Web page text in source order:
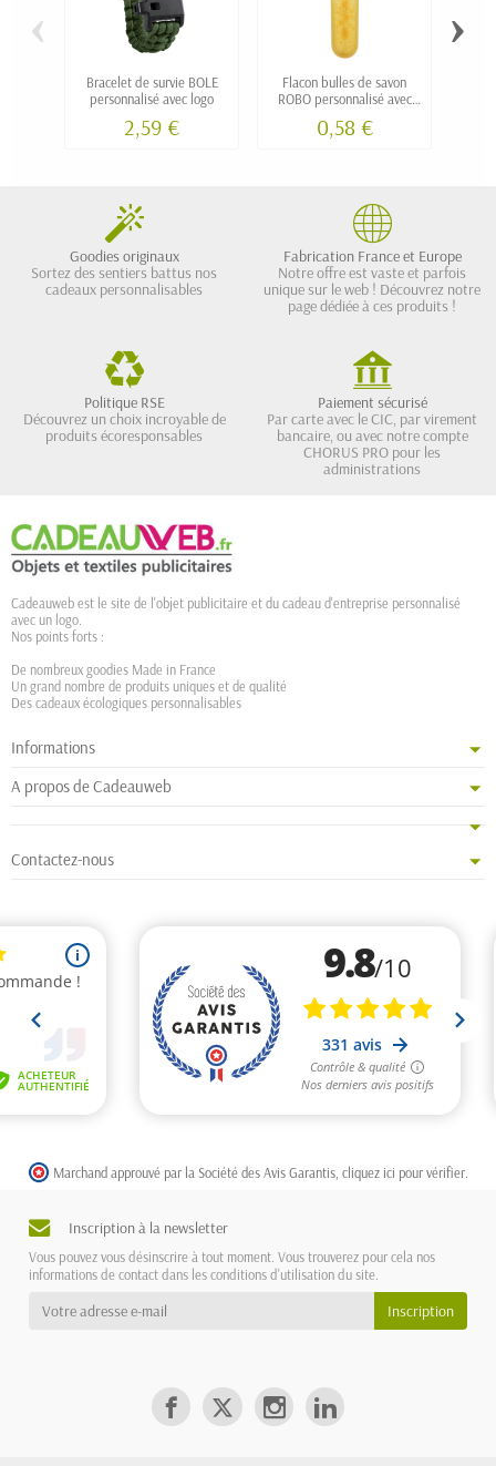
Bracelet de survie BOLE
personnalisé avec logo
2,59 €
Flacon bulles de savon
ROBO personnalisé avec
0,58 €
‹ ›
Goodies originaux
Sortez des sentiers battus nos
cadeaux personnalisables
Fabrication France et Europe
Notre offre est vaste et parfois
unique sur le web ! Découvrez notre
page dédiée à ces produits !
Politique RSE
Découvrez un choix incroyable de
produits écoresponsables
Paiement sécurisé
Par carte avec le CIC, par virement
bancaire, ou avec notre compte
CHORUS PRO pour les
administrations
Cadeauweb est le site de l'objet publicitaire et du cadeau d'entreprise personnalisé
avec un logo.
Nos points forts :
De nombreux goodies Made in France
Un grand nombre de produits uniques et de qualité
Des cadeaux écologiques personnalisables
Informations
A propos de Cadeauweb
Contactez-nous
Marchand approuvé par la Société des Avis Garantis, cliquez ici pour vérifier
Inscription à la newsletter
Vous pouvez vous désinscrire à tout moment. Vous trouverez pour cela nos
informations de contact dans les conditions d'utilisation du site.